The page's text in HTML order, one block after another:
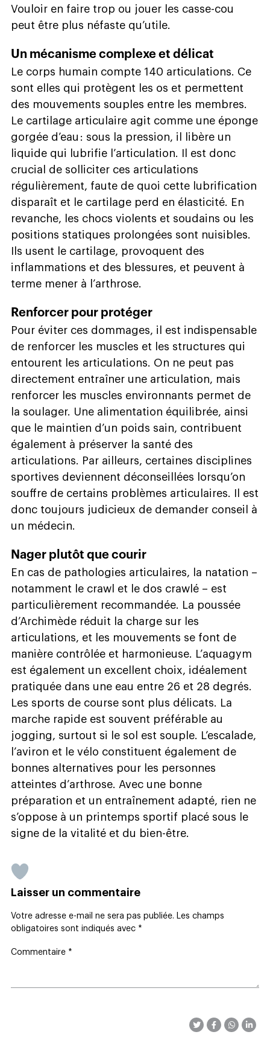
Vouloir en faire trop ou jouer les casse-cou
peut être plus néfaste qu’utile.
Un mécanisme complexe et délicat
Le corps humain compte 140 articulations. Ce
sont elles qui protègent les os et permettent
des mouvements souples entre les membres.
Le cartilage articulaire agit comme une éponge
gorgée d’eau : sous la pression, il libère un
liquide qui lubrifie l’articulation. Il est donc
crucial de solliciter ces articulations
régulièrement, faute de quoi cette lubrification
disparaît et le cartilage perd en élasticité. En
revanche, les chocs violents et soudains ou les
positions statiques prolongées sont nuisibles.
Ils usent le cartilage, provoquent des
inflammations et des blessures, et peuvent à
terme mener à l’arthrose.
Renforcer pour protéger
Pour éviter ces dommages, il est indispensable
de renforcer les muscles et les structures qui
entourent les articulations. On ne peut pas
directement entraîner une articulation, mais
renforcer les muscles environnants permet de
la soulager. Une alimentation équilibrée, ainsi
que le maintien d’un poids sain, contribuent
également à préserver la santé des
articulations. Par ailleurs, certaines disciplines
sportives deviennent déconseillées lorsqu’on
souffre de certains problèmes articulaires. Il est
donc toujours judicieux de demander conseil à
un médecin.
Nager plutôt que courir
En cas de pathologies articulaires, la natation –
notamment le crawl et le dos crawlé – est
particulièrement recommandée. La poussée
d’Archimède réduit la charge sur les
articulations, et les mouvements se font de
manière contrôlée et harmonieuse. L’aquagym
est également un excellent choix, idéalement
pratiquée dans une eau entre 26 et 28 degrés.
Les sports de course sont plus délicats. La
marche rapide est souvent préférable au
jogging, surtout si le sol est souple. L’escalade,
l’aviron et le vélo constituent également de
bonnes alternatives pour les personnes
atteintes d’arthrose. Avec une bonne
préparation et un entraînement adapté, rien ne
s’oppose à un printemps sportif placé sous le
signe de la vitalité et du bien-être.
Laisser un commentaire
Votre adresse e-mail ne sera pas publiée. Les champs
obligatoires sont indiqués avec *
Commentaire *